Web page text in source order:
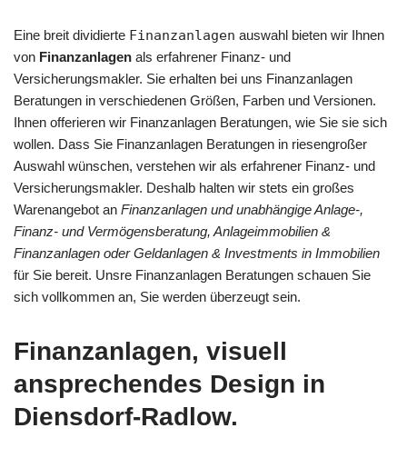
Eine breit dividierte Finanzanlagen auswahl bieten wir Ihnen
von Finanzanlagen als erfahrener Finanz- und
Versicherungsmakler. Sie erhalten bei uns Finanzanlagen
Beratungen in verschiedenen Größen, Farben und Versionen.
Ihnen offerieren wir Finanzanlagen Beratungen, wie Sie sie sich
wollen. Dass Sie Finanzanlagen Beratungen in riesengroßer
Auswahl wünschen, verstehen wir als erfahrener Finanz- und
Versicherungsmakler. Deshalb halten wir stets ein großes
Warenangebot an Finanzanlagen und unabhängige Anlage-,
Finanz- und Vermögensberatung, Anlageimmobilien &
Finanzanlagen oder Geldanlagen & Investments in Immobilien
für Sie bereit. Unsre Finanzanlagen Beratungen schauen Sie
sich vollkommen an, Sie werden überzeugt sein.
Finanzanlagen, visuell
ansprechendes Design in
Diensdorf-Radlow.